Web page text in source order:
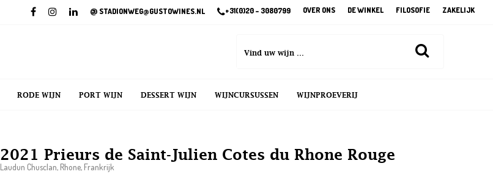
@ STADIONWEG@GUSTOWINES.NL +31(0)20 – 3080799 OVER ONS DE WINKEL FILOSOFIE ZAKELIJK
RODE WIJN PORT WIJN DESSERT WIJN WIJNCURSUSSEN WIJNPROEVERIJ
2021 Prieurs de Saint-Julien Cotes du Rhone Rouge
Laudun Chusclan, Rhone, Frankrijk